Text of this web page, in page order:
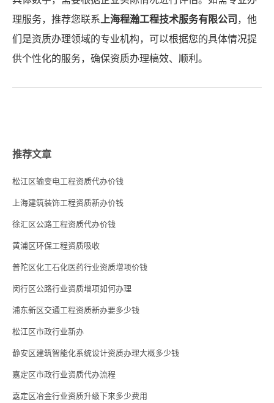
理服务，推荐您联系 上海程瀚工程技术服务有限公司 ，他
们是资质办理领域的专业机构，可以根据您的具体情况提
供个性化的服务，确保资质办理槁效、顺利。
推荐文章
松江区输变电工程资质代办价钱
上海建筑装饰工程资质新办价钱
徐汇区公路工程资质代办价钱
黄浦区环保工程资质吸收
普陀区化工石化医药行业资质增项价钱
闵行区公路行业资质增项如何办理
浦东新区交通工程资质新办要多少钱
松江区市政行业新办
静安区建筑智能化系统设计资质办理大概多少钱
嘉定区市政行业资质代办流程
嘉定区冶金行业资质升级下来多少费用